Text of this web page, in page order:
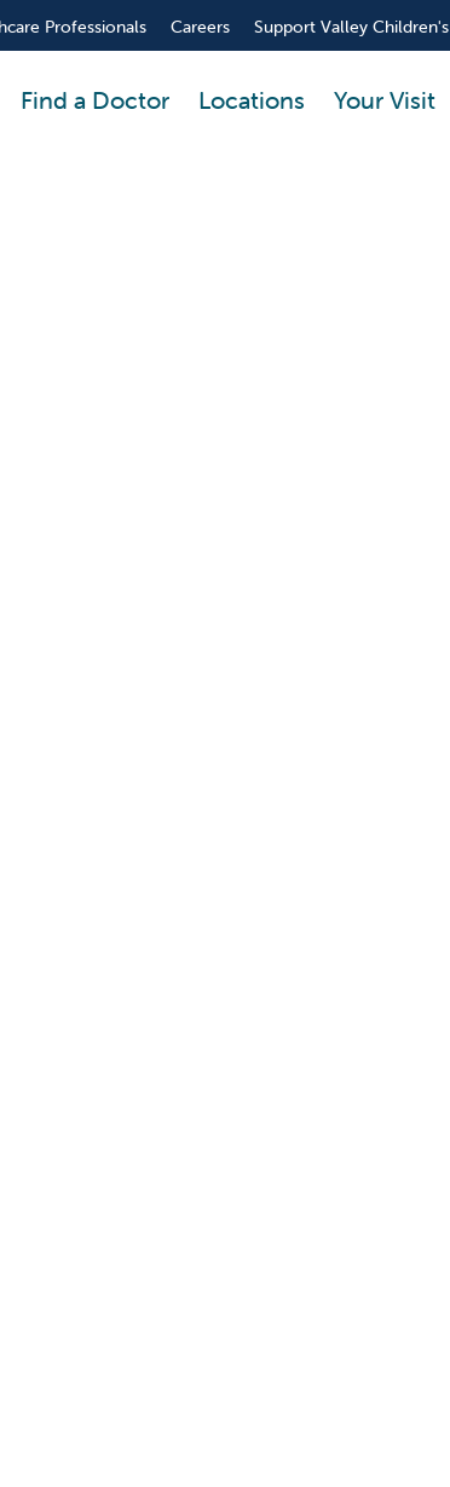
Professionals Careers Support Valley Children's
Find a Doctor Locations Your Visit